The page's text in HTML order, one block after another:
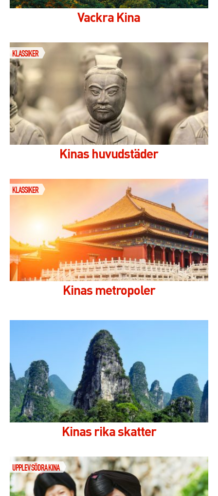
Vackra Kina
Kinas huvudstäder
KLASSIKER
Kinas metropoler
KLASSIKER
Kinas rika skatter
UPPLEV SÖDRA KINA